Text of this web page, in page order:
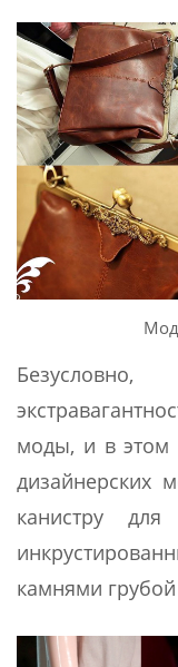
моды, и в этом
дизайнерских
канистру
камнями